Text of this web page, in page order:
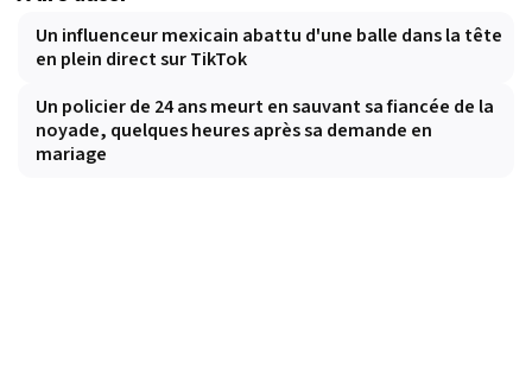
Un influenceur mexicain abattu d'une balle dans la tête
en plein direct sur TikTok
Un policier de 24 ans meurt en sauvant sa fiancée de la
noyade, quelques heures après sa demande en
mariage